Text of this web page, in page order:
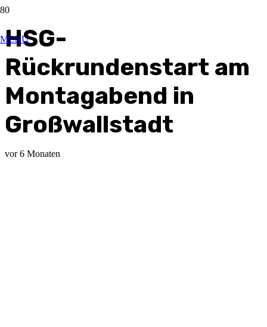
MENU
HSG-
Rückrundenstart am
Montagabend in
Großwallstadt
vor 6 Monaten